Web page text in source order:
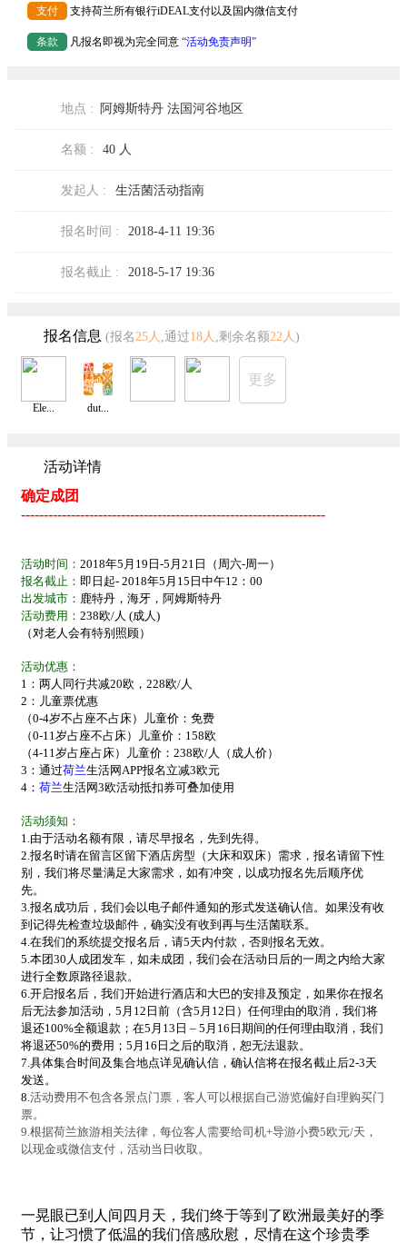
支付 支持荷兰所有银行iDEAL支付以及国内微信支付
条款 凡报名即视为完全同意 “活动免责声明”
地点 : 阿姆斯特丹 法国河谷地区
名额 : 40 人
发起人 : 生活菌活动指南
报名时间 : 2018-4-11 19:36
报名截止 : 2018-5-17 19:36
报名信息 (报名25人 ,通过18人 ,剩余名额22人)
Ele... dut...
更多
活动详情
确定成团
-------------------------------------------------------------------
活动时间 ： 2018年5 月19日-5月21日（周六-周一）
报名截止： 即日起- 2018年5 月15日中午12 ： 00
出发城市： 鹿特丹，海牙，阿姆斯特丹
活动费用： 238欧/人 (成人)
（对老人会有特别照顾）
活动优惠：
1：两人同行共减20欧，228欧/人
2：儿童票优惠
（0-4岁不占座不占床）儿童价：免费
（0-11岁占座不占床）儿童价 ：158欧
（4-11岁占座占床）儿童价：238欧/人
（成人价）
3：通过荷兰生活网APP报名立减3欧元
4： 荷兰生活网3欧活动抵扣券可叠加使用
活动须知：
1.由于活动名额有限，请尽早报名，先到先得。
2.报名时请在留言区留下酒店房型（大床和双床）需求，报名请留下性
别，我们将尽量满足大家需求，如有冲突，以成功报名先后顺序优
先。
3.报名成功后，我们会以电子邮件通知的形式发送确认信。如果没有收
到记得先检查垃圾邮件，确实没有收到再与生活菌联系。
4.在我们的系统提交报名后，请5天内付款，否则报名无效。
5.本团30人成团发车，如未成团，我们会在活动日后的一周之内给大家
进行全数原路径退款。
6.开启报名后，我们开始进行酒店和大巴的安排及预定，如果你在报名
后无法参加活动，5月12日前（含5月12日）任何理由的取消，我们将
退还100%全额退款；在5月13日 – 5月16日期间的任何理由取消，我们
将退还50%的费用；5月16日之后的取消，恕无法退款。
7.具体集合时间及集合地点详见确认信，确认信将在报名截止后2-3天
发送。
8.活动费用不包含各景点门票，客人可以根据自己游览偏好自理购买门
票。
9.根据荷兰旅游相关法律，每位客人需要给司机+导游小费5欧元/天，
以现金或微信支付，活动当日收取。
一晃眼已到人间四月天， 我们终于等到了欧洲最美好的季
节， 让习惯了低温的我们倍感欣慰， 尽情在这个珍贵季